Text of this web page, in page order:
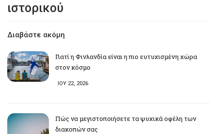
ιστορικού
Διαβάστε ακόμη
Γιατί η Φινλανδία είναι η πιο ευτυχισμένη χώρα
στον κόσμο
ΙΟΥ 22, 2026
Πώς να μεγιστοποιήσετε τα ψυχικά οφέλη των
διακοπών σας